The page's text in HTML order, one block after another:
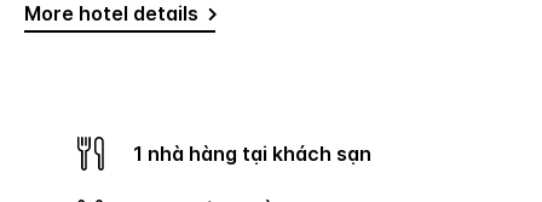
More hotel details
1 nhà hàng tại khách sạn